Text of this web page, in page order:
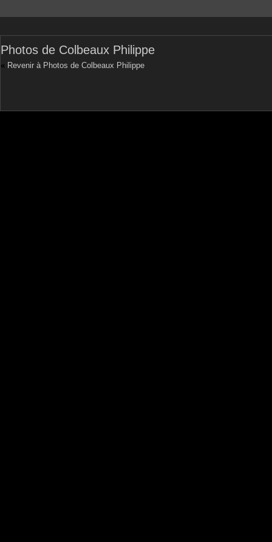
Photos de Colbeaux Philippe
« Revenir à Photos de Colbeaux Philippe